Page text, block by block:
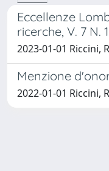
Eccellenze
ricerche, V. 7 N.
2023-01-01 Riccini,
Menzione
2022-01-01 Riccini,